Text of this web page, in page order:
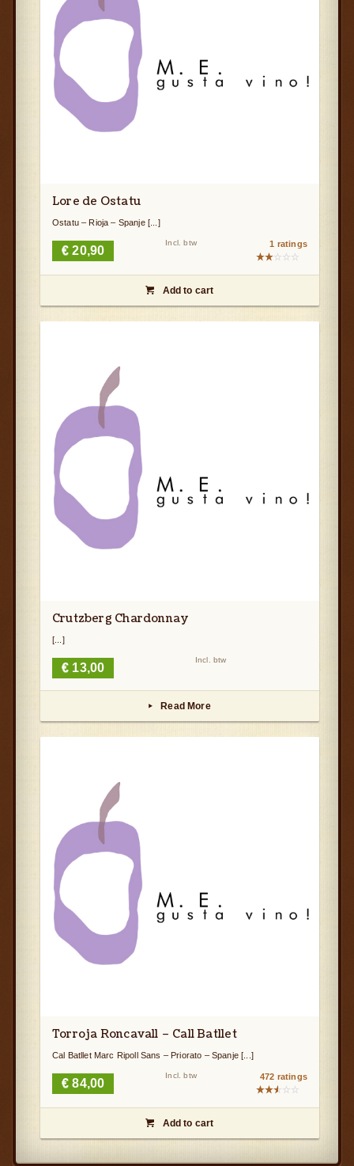
Lore de Ostatu
Ostatu – Rioja – Spanje [...]
€ 20,90
Incl. btw 1 ratings
 Add to cart
Crutzberg Chardonnay
[...]
€ 13,00
Incl. btw
▸ Read More
Torroja Roncavall – Call Batllet
Cal Batllet Marc Ripoll Sans – Priorato – Spanje [...]
€ 84,00
Incl. btw 472 ratings
 Add to cart